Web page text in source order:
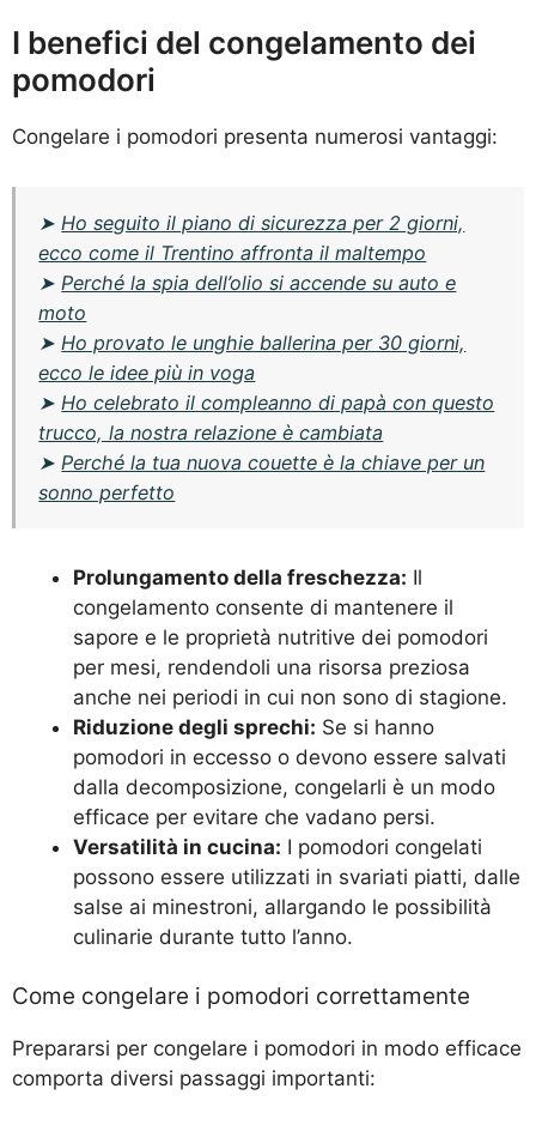
I benefici del congelamento dei
pomodori
Congelare i pomodori presenta numerosi vantaggi:
➤ Ho seguito il piano di sicurezza per 2 giorni,
ecco come il Trentino affronta il maltempo
➤ Perché la spia dell’olio si accende su auto e
moto
➤ Ho provato le unghie ballerina per 30 giorni,
ecco le idee più in voga
➤ Ho celebrato il compleanno di papà con questo
trucco, la nostra relazione è cambiata
➤ Perché la tua nuova couette è la chiave per un
sonno perfetto
Prolungamento della freschezza: Il
congelamento consente di mantenere il
sapore e le proprietà nutritive dei pomodori
per mesi, rendendoli una risorsa preziosa
anche nei periodi in cui non sono di stagione.
Riduzione degli sprechi: Se si hanno
pomodori in eccesso o devono essere salvati
dalla decomposizione, congelarli è un modo
efficace per evitare che vadano persi.
Versatilità in cucina: I pomodori congelati
possono essere utilizzati in svariati piatti, dalle
salse ai minestroni, allargando le possibilità
culinarie durante tutto l’anno.
Come congelare i pomodori correttamente
Prepararsi per congelare i pomodori in modo efficace
comporta diversi passaggi importanti: